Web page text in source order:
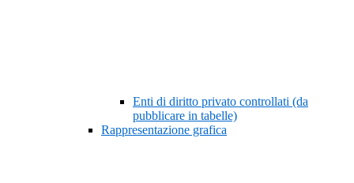
Enti di diritto privato controllati (da
pubblicare in tabelle)
Rappresentazione grafica